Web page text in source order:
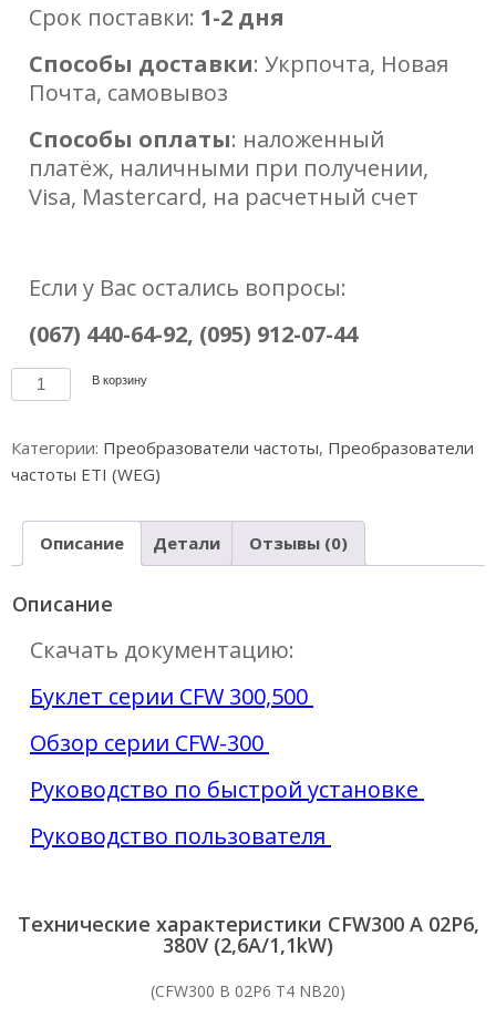
Срок поставки: 1-2 дня
Способы доставки: Укрпочта, Новая
Почта, самовывоз
Способы оплаты: наложенный
платёж, наличными при получении,
Visa, Mastercard, на расчетный счет
Если у Вас остались вопросы:
(067) 440-64-92, (095) 912-07-44
Количество
товара
частоты
CFW300
02P6,
380V
(2,6A/1,1kW)
В корзину
Категории: Преобразователи частоты, Преобразователи
частоты ETI (WEG)
Описание Детали Отзывы (0)
Описание
Скачать документацию:
Буклет серии CFW 300,500
Обзор серии CFW-300
Руководство по быстрой установке
Руководство пользователя
Технические характеристики CFW300 A 02P6,
380V (2,6A/1,1kW)
(CFW300 B 02P6 T4 NB20)